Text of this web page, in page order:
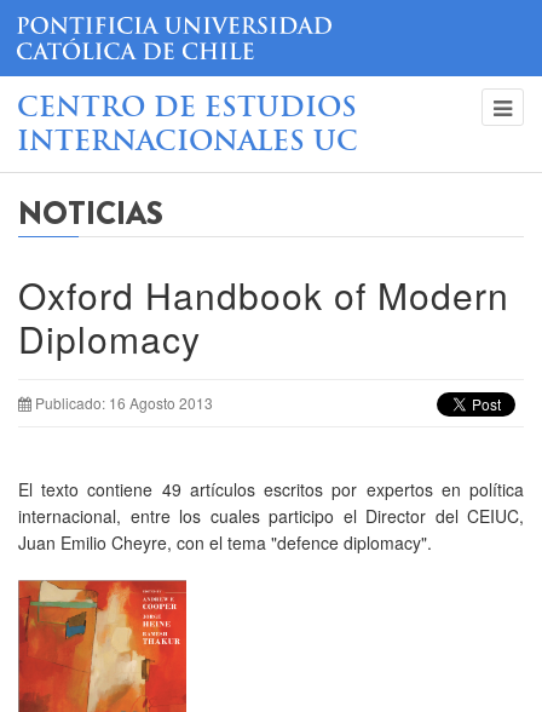
CENTRO DE ESTUDIOS
INTERNACIONALES UC
NOTICIAS
Oxford Handbook of Modern
Diplomacy
Publicado: 16 Agosto 2013
El texto contiene 49 artículos escritos por expertos en política
internacional, entre los cuales participo el Director del CEIUC,
Juan Emilio Cheyre, con el tema "defence diplomacy".